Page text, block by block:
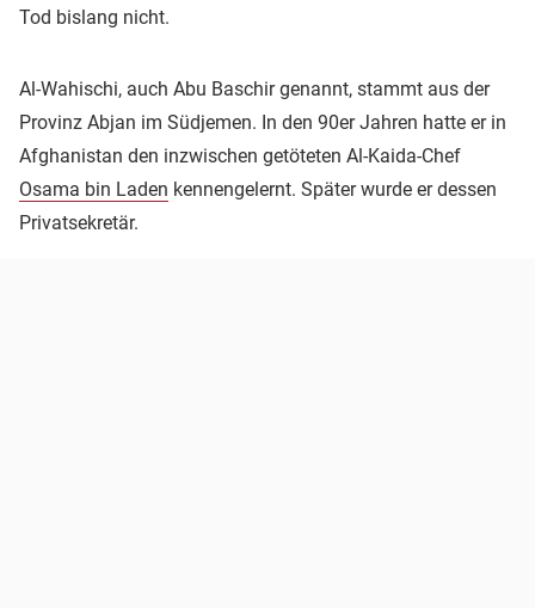
Tod bislang nicht.
Al-Wahischi, auch Abu Baschir genannt, stammt aus der
Provinz Abjan im Südjemen. In den 90er Jahren hatte er in
Afghanistan den inzwischen getöteten Al-Kaida-Chef
Osama bin Laden kennengelernt. Später wurde er dessen
Privatsekretär.